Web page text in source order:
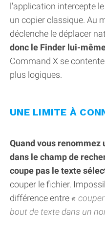
l'application intercepte
un copier classique. Au
déclenche le déplacer
donc le Finder lui-
Command X se
plus logiques.
UNE LIMITE À
Quand vous renommez
dans le champ de
coupe pas le texte
couper le fichier.
différence entre
bout de texte dans un